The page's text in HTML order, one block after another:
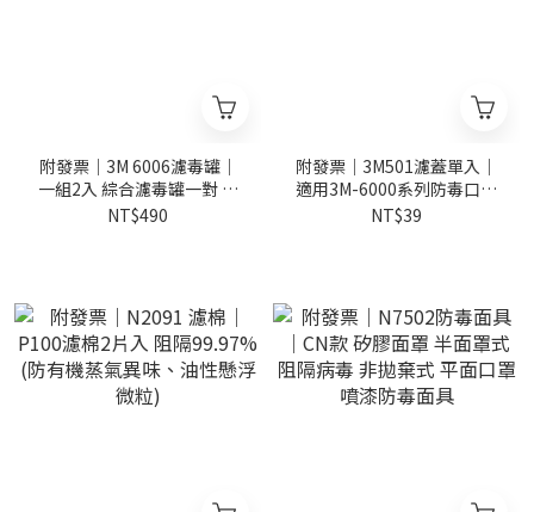
附發票｜3M 6006濾毒罐｜
一組2入 綜合濾毒罐一對 產
地-韓國 3M 6200/6800 防毒
NT$490
附發票｜3M501濾蓋單入｜
適用3M-6000系列防毒口罩
(3M-6200/3M-6800)需搭配
NT$39